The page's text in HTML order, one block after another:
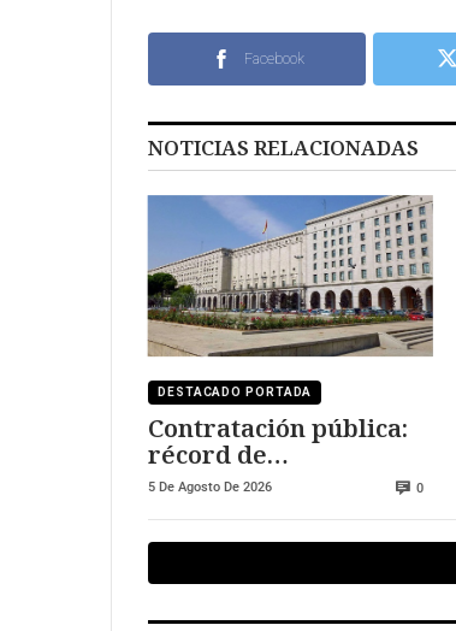
Facebook
NOTICIAS RELACIONADAS
DESTACADO PORTADA
Contratación pública:
récord de
adjudicaciones sin
5 De Agosto De 2026 0